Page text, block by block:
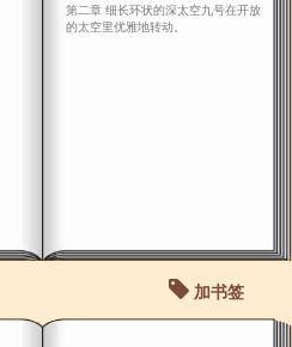
第二章 细长环状的深太空九号在开放
的太空里优雅地转动。
加书签